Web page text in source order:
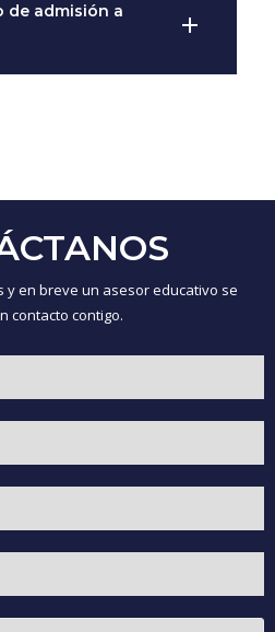
de admisión a
add
en breve un asesor educativo se
contacto contigo.